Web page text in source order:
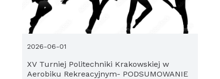
XV Turniej Politechniki Krakowskiej w
Aerobiku Rekreacyjnym- PODSUMOWANIE
2026-06-01